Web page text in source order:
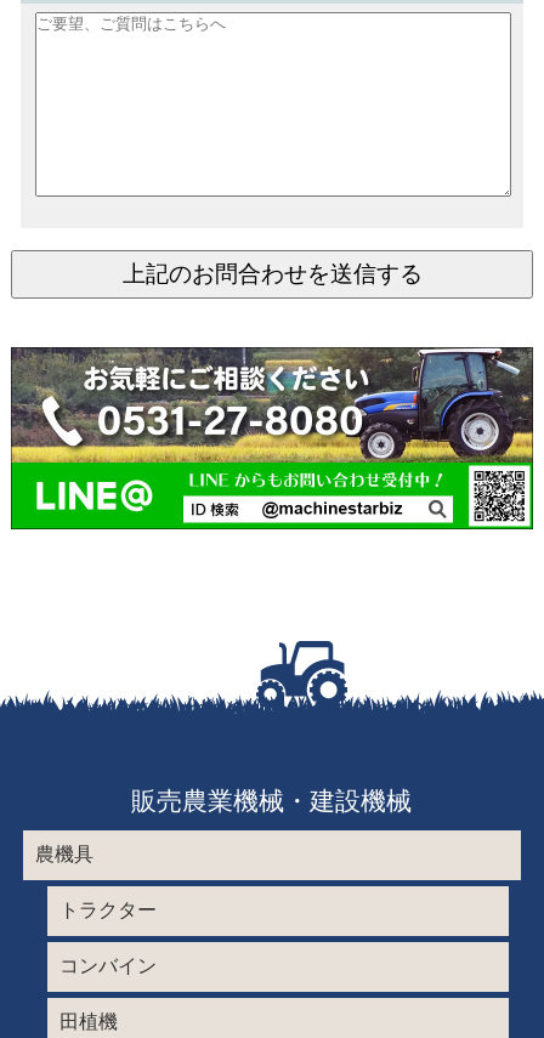
販売農業機械・建設機械
農機具
トラクター
コンバイン
田植機